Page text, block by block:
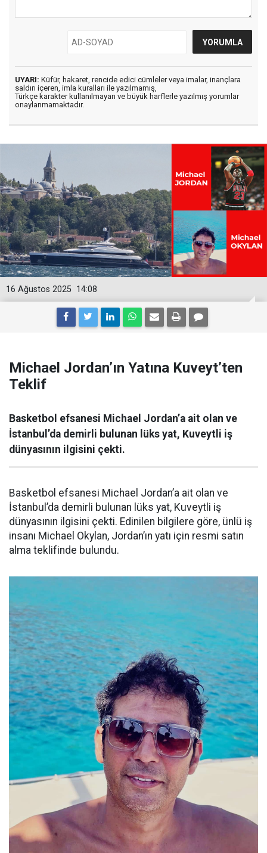
UYARI: Küfür, hakaret, rencide edici cümleler veya imalar, inançlara
saldırı içeren, imla kuralları ile yazılmamış,
Türkçe karakter kullanılmayan ve büyük harflerle yazılmış yorumlar
onaylanmamaktadır.
14:08
16 Ağustos 2025
Michael Jordan’ın Yatına Kuveyt’ten
Teklif
Basketbol efsanesi Michael Jordan’a ait olan ve
İstanbul’da demirli bulunan lüks yat, Kuveytli iş
dünyasının ilgisini çekti.
Basketbol efsanesi Michael Jordan’a ait olan ve
İstanbul’da demirli bulunan lüks yat, Kuveytli iş
dünyasının ilgisini çekti. Edinilen bilgilere göre, ünlü iş
insanı Michael Okylan, Jordan’ın yatı için resmi satın
alma teklifinde bulundu.